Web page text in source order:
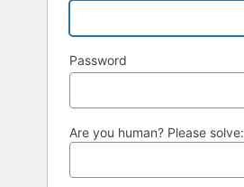
Password
Are you human? Please solve: